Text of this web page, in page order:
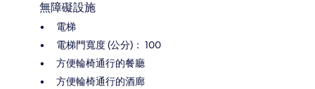
無障礙設施
電梯
電梯門寬度 (公分)： 100
方便輪椅通行的餐廳
方便輪椅通行的酒廊